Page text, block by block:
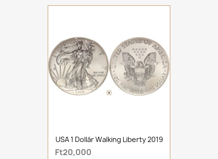
USA 1 Dollár Walking Liberty 2019
Ft20,000